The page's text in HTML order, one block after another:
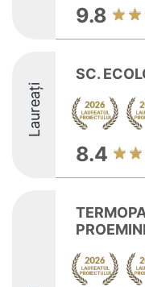
9.8
Laureați
SC.
8.4